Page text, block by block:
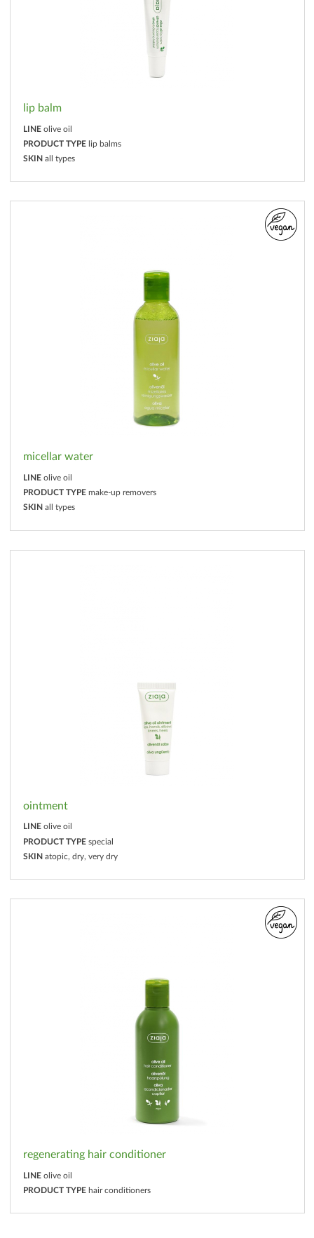
lip balm
LINE olive oil
PRODUCT TYPE lip balms
SKIN all types
micellar water
LINE olive oil
PRODUCT TYPE make-up removers
SKIN all types
ointment
LINE olive oil
PRODUCT TYPE special
SKIN atopic, dry, very dry
regenerating hair conditioner
LINE olive oil
PRODUCT TYPE hair conditioners